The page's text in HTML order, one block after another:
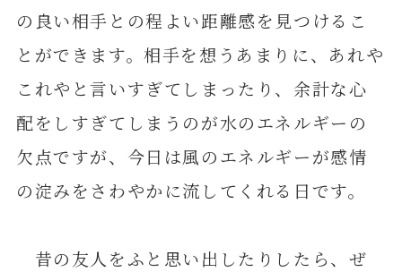
の良い相手との程よい距離感を見つけるこ
とができます。相手を想うあまりに、あれや
これやと言いすぎてしまったり、余計な心
配をしすぎてしまうのが水のエネルギーの
欠点ですが、今日は風のエネルギーが感情
の淀みをさわやかに流してくれる日です。
昔の友人をふと思い出したりしたら、ぜ